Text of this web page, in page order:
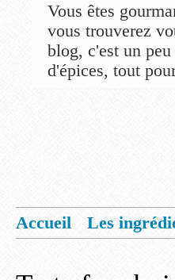
Vous êtes
vous trouverez
blog, c'est un
d'épices, tout
Accueil
Les